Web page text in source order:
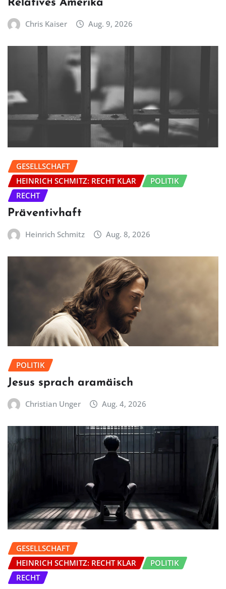
Relatives Amerika
Chris Kaiser Aug. 9, 2026
GESELLSCHAFT
HEINRICH SCHMITZ: RECHT KLAR
POLITIK
RECHT
Präventivhaft
Heinrich Schmitz Aug. 8, 2026
POLITIK
Jesus sprach aramäisch
Christian Unger Aug. 4, 2026
GESELLSCHAFT
HEINRICH SCHMITZ: RECHT KLAR
POLITIK
RECHT